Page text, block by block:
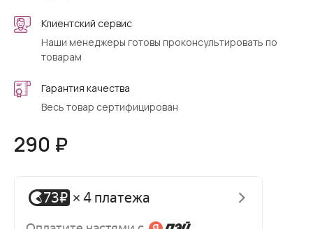
Клиентский сервис
Наши менеджеры готовы проконсультировать по
товарам
Гарантия качества
Весь товар сертифицирован
290 ₽